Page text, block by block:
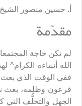
أ. حسين منصور الشيخ
مقدّمة
لم تكن حاجة
الله أنبياءه
ففي الوقت الذي
فرعون وظلمه، بعث
الجهل والتخلُّف التي